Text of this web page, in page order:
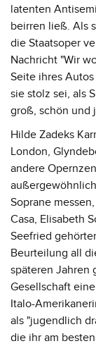
latenten
beirren ließ. Als
die Staatsoper
Nachricht "Wir
Seite ihres
sie stolz sei, als
groß, schön und
Hilde Zadeks
London,
andere
Soprane
Casa, Elisabeth
Seefried
Beurteilung all
späteren Jahren
Gesellschaft
Italo-
als "jugendlich
die ihr am